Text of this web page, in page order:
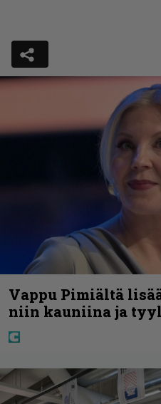
Vappu Pimiältä
niin kauniina ja